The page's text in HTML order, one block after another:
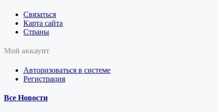
Связаться
Карта сайта
Страны
Мой аккаунт
Авторизоваться в системе
Регистрация
Все Новости